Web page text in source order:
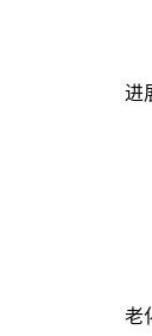
进
老